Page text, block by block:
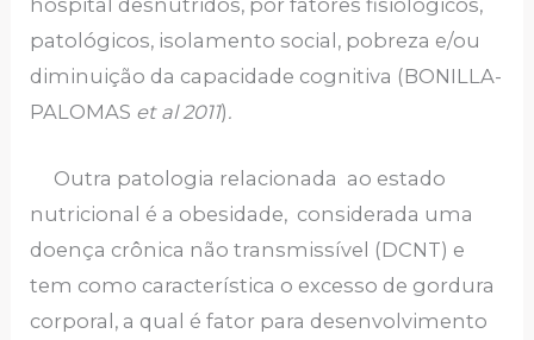
hospital desnutridos, por fatores fisiológicos,
patológicos, isolamento social, pobreza e/ou
diminuição da capacidade cognitiva (BONILLA-
PALOMAS et al 2011).
Outra patologia relacionada ao estado
nutricional é a obesidade, considerada uma
doença crônica não transmissível (DCNT) e
tem como característica o excesso de gordura
corporal, a qual é fator para desenvolvimento